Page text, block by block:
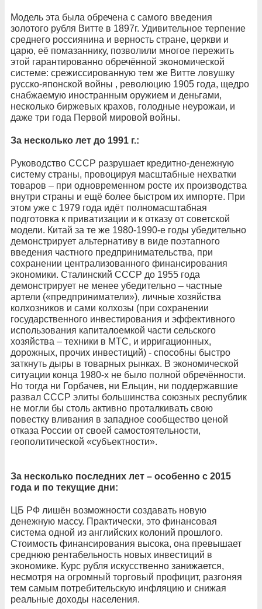
Модель эта была обречена с самого введения
золотого рубля Витте в 1897г. Удивительное терпение
среднего россиянина и верность стране, церкви и
царю, её помазаннику, позволили многое пережить
этой гарантированно обречённой экономической
системе: срежиссированную тем же Витте ловушку
русско-японской войны , революцию 1905 года, щедро
снабжаемую иностранным оружием и деньгами,
несколько биржевых крахов, голодные неурожаи, и
даже три года Первой мировой войны.
За несколько лет до 1991 г.:
Руководство СССР разрушает кредитно-денежную
систему страны, провоцируя масштабные нехватки
товаров – при одновременном росте их производства
внутри страны и ещё более быстром их импорте. При
этом уже с 1979 года идёт полномасштабная
подготовка к приватизации и к отказу от советской
модели. Китай за те же 1980-1990-е годы убедительно
демонстрирует альтернативу в виде поэтапного
введения частного предпринимательства, при
сохранении централизованного финансирования
экономики. Сталинский СССР до 1955 года
демонстрирует не менее убедительно – частные
артели («предприниматели»), личные хозяйства
колхозников и сами колхозы (при сохранении
государственного инвестирования и эффективного
использования капиталоемкой части сельского
хозяйства – техники в МТС, и ирригационных,
дорожных, прочих инвестиций) - способны быстро
заткнуть дыры в товарных рынках. В экономической
ситуации конца 1980-х не было полной обречённости.
Но тогда ни Горбачев, ни Ельцин, ни поддержавшие
развал СССР элиты большинства союзных республик
не могли бы столь активно проталкивать свою
повестку вливания в западное сообщество ценой
отказа России от своей самостоятельности,
геополитической «субъектности».
За несколько последних лет – особенно с 2015
года и по текущие дни:
ЦБ РФ лишён возможности создавать новую
денежную массу. Практически, это финансовая
система одной из английских колоний прошлого.
Стоимость финансирования высока, она превышает
среднюю рентабельность новых инвестиций в
экономике. Курс рубля искусственно занижается,
несмотря на огромный торговый профицит, разгоняя
тем самым потребительскую инфляцию и снижая
реальные доходы населения.